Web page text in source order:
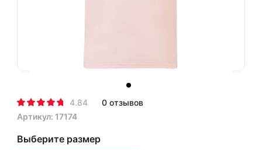
4.84
0 отзывов
Артикул: 17174
Выберите размер